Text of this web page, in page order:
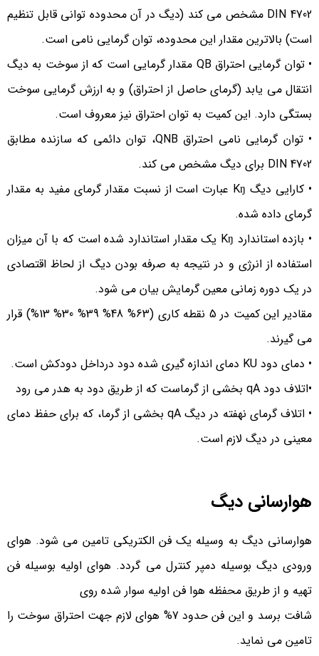
DIN 4702 مشخص می کند (دیگ در آن محدوده توانی قابل تنظیم
است) بالاترین مقدار این محدوده، توان گرمایی نامی است.
• توان گرمایی احتراق QB مقدار گرمایی است که از سوخت به دیگ
انتقال می یابد (گرمای حاصل از احتراق) و به ارزش گرمایی سوخت
بستگی دارد. این کمیت به توان احتراق نیز معروف است.
• توان گرمایی نامی احتراق QNB، توان دائمی که سازنده مطابق
DIN 4702 برای دیگ مشخص می کند.
• کارایی دیگ Kŋ عبارت است از نسبت مقدار گرمای مفید به مقدار
گرمای داده شده.
• بازده استاندارد Kŋ یک مقدار استاندارد شده است که با آن میزان
استفاده از انرژی و در نتیجه به صرفه بودن دیگ از لحاظ اقتصادی
در یک دوره زمانی معین گرمایش بیان می شود.
مقادیر این کمیت در 5 نقطه کاری (63% 48% 39% 30% 13%) قرار
می گیرند.
• دمای دود KU دمای اندازه گیری شده دود درداخل دودکش است.
•اتلاف دود qA بخشی از گرماست که از طریق دود به هدر می رود
• اتلاف گرمای نهفته در دیگ qA بخشی از گرما، که برای حفظ دمای
معینی در دیگ لازم است.
هوارسانی دیگ
هوارسانی دیگ به وسیله یک فن الکتریکی تامین می­ شود. هوای
ورودی دیگ بوسیله دمپر کنترل می­ گردد. هوای اولیه بوسیله فن
تهیه و از طریق محفظه هوا فن اولیه سوار شده روی
شافت برسد و این فن حدود 7% هوای لازم جهت احتراق سوخت را
تامین ­می ­نماید.